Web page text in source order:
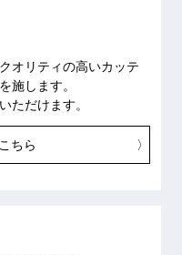
オリティの高いカッテ
施します。
ただけます。
ちら